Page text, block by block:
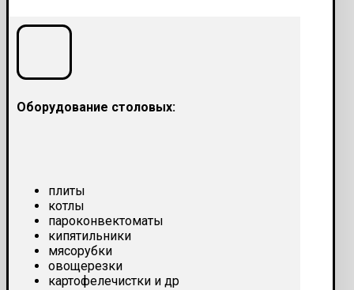
Оборудование столовых:
плиты
котлы
пароконвектоматы
кипятильники
мясорубки
овощерезки
картофелечистки и др